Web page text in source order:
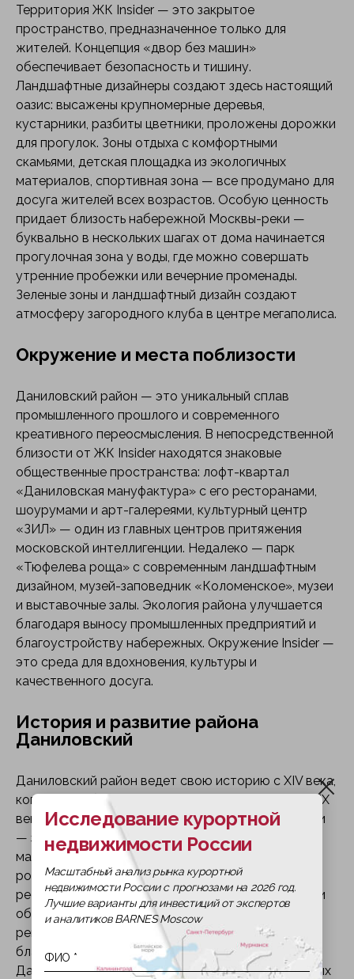
Территория ЖК Insider — это закрытое
пространство, предназначенное только для
жителей. Концепция «двор без машин»
обеспечивает безопасность и тишину.
Ландшафтные дизайнеры создают здесь настоящий
оазис: высажены крупномерные деревья,
кустарники, разбиты цветники, проложены дорожки
для прогулок. Зоны отдыха с комфортными
скамьями, детская площадка из экологичных
материалов, спортивная зона — все продумано для
досуга жителей всех возрастов. Особую ценность
придает близость набережной Москвы-реки —
буквально в нескольких шагах от дома начинается
прогулочная зона у воды, где можно совершать
утренние пробежки или вечерние променады.
Зеленые зоны и ландшафтный дизайн создают
атмосферу загородного клуба в центре мегаполиса.
Окружение и места поблизости
Даниловский район — это уникальный сплав
промышленного прошлого и современного
креативного переосмысления. В непосредственной
близости от ЖК Insider находятся знаковые
общественные пространства: лофт-квартал
«Даниловская мануфактура» с его ресторанами,
шоурумами и арт-галереями, культурный центр
«ЗИЛ» — один из главных центров притяжения
московской интеллигенции. Недалеко — парк
«Тюфелева роща» с современным ландшафтным
дизайном, музей-заповедник «Коломенское», музеи
и выставочные залы. Экология района улучшается
благодаря выносу промышленных предприятий и
благоустройству набережных. Окружение Insider —
это среда для вдохновения, культуры и
качественного досуга.
История и развитие района
Даниловский
Даниловский район ведет свою историю с XIV века,
когда здесь был основан Данилов монастырь. В XIX
веке территория стала центром промышленности
— здесь работали текстильные фабрики, заводы,
мануфактуры. Сегодня район переживает второе
рождение: старые промышленные зоны
реорганизуются в современные жилые кварталы и
общественные пространства. Программа
реновации, строительство новых станций метро,
благоустройство набережных — все это делает
Даниловский район одним из самых перспективных
Исследование курортной
недвижимости России
Масштабный анализ рынка курортной
недвижимости России с прогнозами на 2026 год.
Лучшие варианты для инвестиций от экспертов
и аналитиков BARNES Moscow